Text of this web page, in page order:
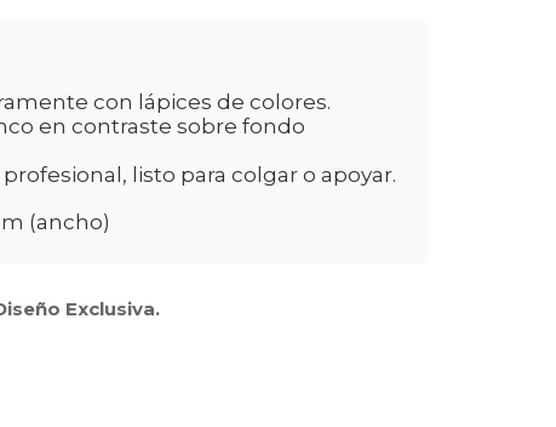
con lápices de colores.
en contraste sobre fondo
listo para colgar o apoyar.
(ancho)
Exclusiva.